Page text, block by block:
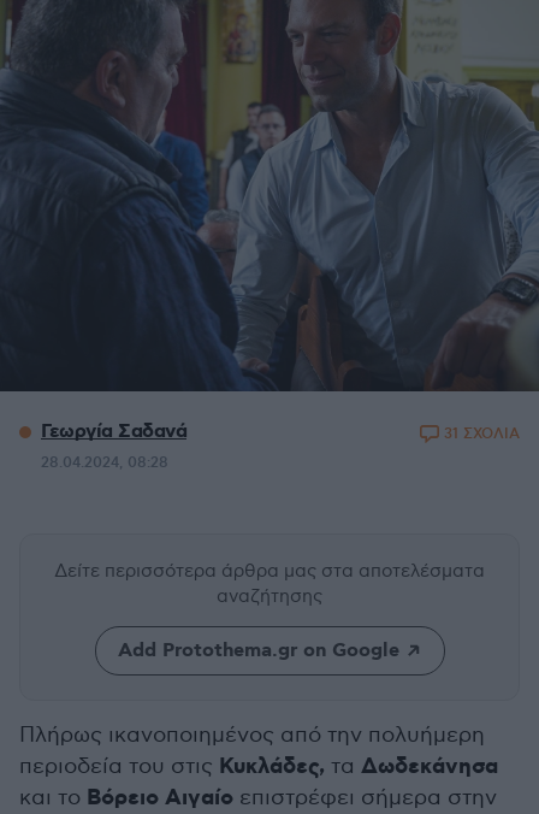
Γεωργία Σαδανά
28.04.2024, 08:28
31 ΣΧΟΛΙΑ
Δείτε περισσότερα άρθρα μας στα αποτελέσματα
αναζήτησης
Add Protothema.gr on Google
Πλήρως ικανοποιημένος από την πολυήμερη
περιοδεία του στις Κυκλάδες, τα Δωδεκάνησα
και το Βόρειο Αιγαίο επιστρέφει σήμερα στην